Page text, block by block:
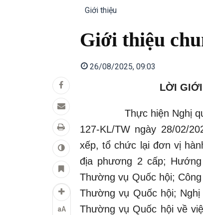
aA
Giới thiệu
Giới thiệu
26/08/2025, 09:03
LỜI
Thực hiện Nghị quyết,
127-KL/TW ngày 28/02/
xếp, tổ chức lại đơn vị
địa phương 2 cấp; Hướng
Thường vụ Quốc hội;
Thường vụ Quốc hội;
Thường vụ Quốc hội về